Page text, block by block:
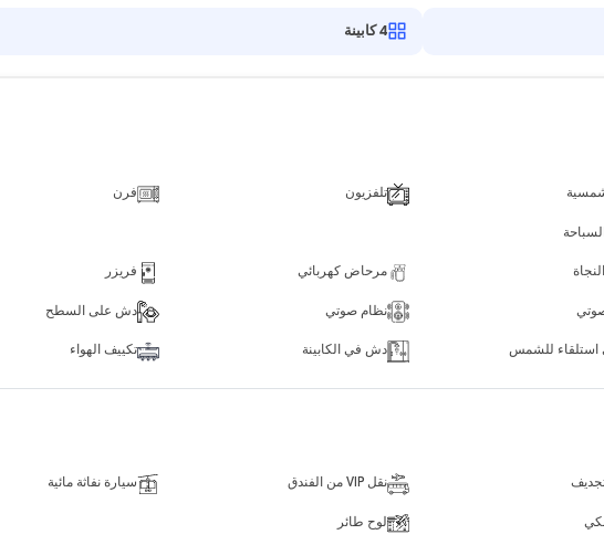
4 كابينة
شمسية تلفزيون فرن
مرحاض كهربائي فريزر
نظام صوتي دش على السطح
للشمس دش في الكابينة تكييف الهواء
نقل VIP من الفندق سيارة نفاثة مائية
لوح طائر